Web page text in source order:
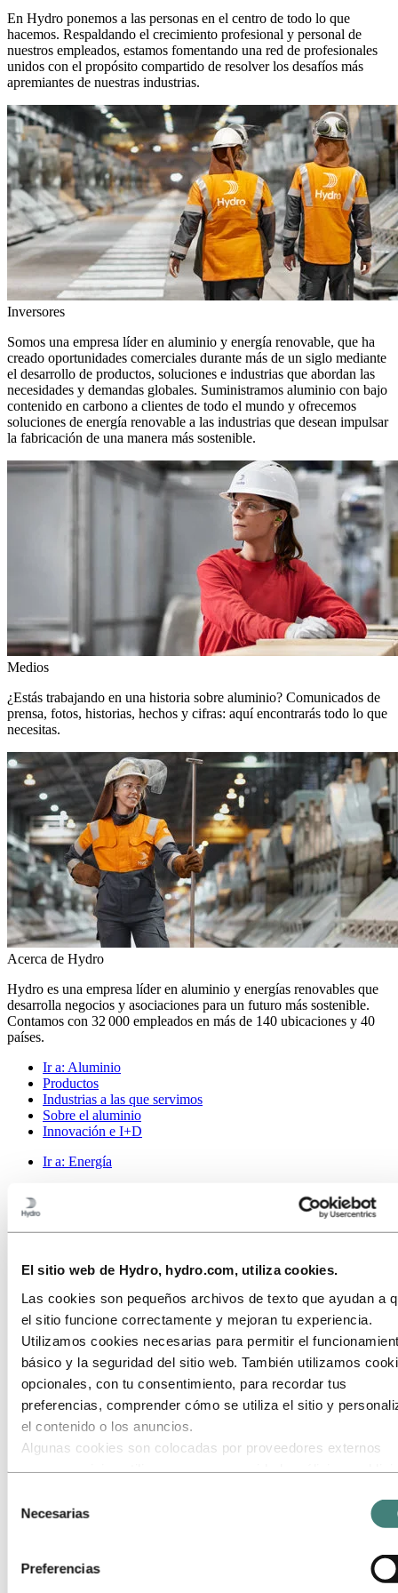
El sitio web de Hydro, hydro.com, utiliza cookies.
Las cookies son pequeños archivos de texto que ayudan a
el sitio funcione correctamente y mejoran tu experiencia.
Utilizamos cookies necesarias para permitir el
básico y la seguridad del sitio web. También utilizamos
opcionales, con tu consentimiento, para recordar tus
preferencias, comprender cómo se utiliza el sitio y
el contenido o los anuncios.
Algunas cookies son colocadas por proveedores externos
uso de nuestro sitio con otra información que les hayas
proporcionado o que hayan recopilado a través de tu uso de
servicios. El tercero listado como responsable de una
terceros es el Responsable del Tratamiento de los datos
Necesarias
Preferencias
En Hydro ponemos a las personas en el centro de todo lo que
hacemos. Respaldando el crecimiento profesional y personal de
nuestros empleados, estamos fomentando una red de profesionales
unidos con el propósito compartido de resolver los desafíos más
apremiantes de nuestras industrias.
Inversores
Somos una empresa líder en aluminio y energía renovable, que ha
creado oportunidades comerciales durante más de un siglo mediante
el desarrollo de productos, soluciones e industrias que abordan las
necesidades y demandas globales. Suministramos aluminio con bajo
contenido en carbono a clientes de todo el mundo y ofrecemos
soluciones de energía renovable a las industrias que desean impulsar
la fabricación de una manera más sostenible.
Medios
¿Estás trabajando en una historia sobre aluminio? Comunicados de
prensa, fotos, historias, hechos y cifras: aquí encontrarás todo lo que
necesitas.
Acerca de Hydro
Hydro es una empresa líder en aluminio y energías renovables que
desarrolla negocios y asociaciones para un futuro más sostenible.
Contamos con 32 000 empleados en más de 140 ubicaciones y 40
países.
Ir a: Aluminio
Productos
Industrias a las que servimos
Sobre el aluminio
Innovación e I+D
Ir a: Energía
Ir a: Carreras
Estudiantes y graduados
La vida en Hydro
Áreas profesionales
Conoce a nuestro equipo
Proceso de reclutamiento
Contacto y preguntas frecuentes
Ir a:Inversores
Contactos para el inversor
Contacto Prensa
Hydro de un vistazo
Galería multimedia
Esto es Hydro